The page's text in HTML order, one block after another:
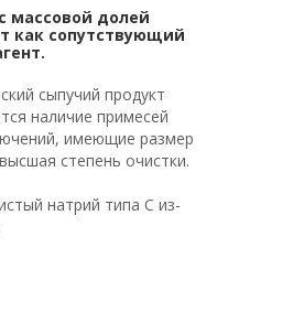
массовой долей
как сопутствующий
сыпучий продукт
наличие примесей
имеющие размер
степень очистки.
натрий типа С из-